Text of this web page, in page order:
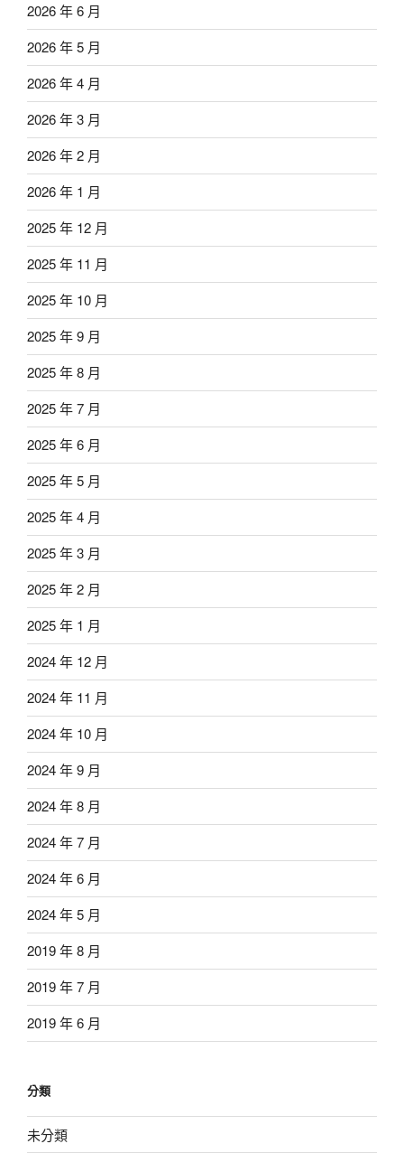
2026 年 6 月
2026 年 5 月
2026 年 4 月
2026 年 3 月
2026 年 2 月
2026 年 1 月
2025 年 12 月
2025 年 11 月
2025 年 10 月
2025 年 9 月
2025 年 8 月
2025 年 7 月
2025 年 6 月
2025 年 5 月
2025 年 4 月
2025 年 3 月
2025 年 2 月
2025 年 1 月
2024 年 12 月
2024 年 11 月
2024 年 10 月
2024 年 9 月
2024 年 8 月
2024 年 7 月
2024 年 6 月
2024 年 5 月
2019 年 8 月
2019 年 7 月
2019 年 6 月
分類
未分類